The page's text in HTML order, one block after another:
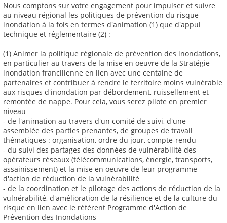
Nous comptons sur votre engagement pour impulser et suivre
au niveau régional les politiques de prévention du risque
inondation à la fois en termes d'animation (1) que d'appui
technique et réglementaire (2) :
(1) Animer la politique régionale de prévention des inondations,
en particulier au travers de la mise en oeuvre de la Stratégie
inondation francilienne en lien avec une centaine de
partenaires et contribuer à rendre le territoire moins vulnérable
aux risques d'inondation par débordement, ruissellement et
remontée de nappe. Pour cela, vous serez pilote en premier
niveau
- de l'animation au travers d'un comité de suivi, d'une
assemblée des parties prenantes, de groupes de travail
thématiques : organisation, ordre du jour, compte-rendu
- du suivi des partages des données de vulnérabilité des
opérateurs réseaux (télécommunications, énergie, transports,
assainissement) et la mise en oeuvre de leur programme
d'action de réduction de la vulnérabilité
- de la coordination et le pilotage des actions de réduction de la
vulnérabilité, d'amélioration de la résilience et de la culture du
risque en lien avec le référent Programme d'Action de
Prévention des Inondations